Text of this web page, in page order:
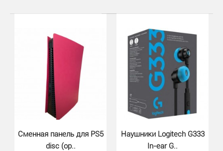
Сменная панель для PS5
disc (ор..
Наушники Logitech G333
In-ear G..